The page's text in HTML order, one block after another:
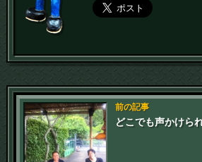
前の記事
どこでも声かけら